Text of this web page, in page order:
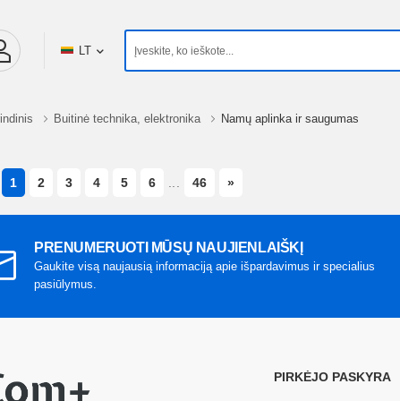
LT
Buitinė technika, elektronika Namų aplinka ir saugumas
1 2 3 4 5 6 46 »NEXT
PRENUMERUOTI MŪSŲ NAUJIENLAIŠKĮ
Gaukite visą naujausią informaciją apie išpardavimus ir specialius
pasiūlymus.
PIRKĖJO PASKYRA